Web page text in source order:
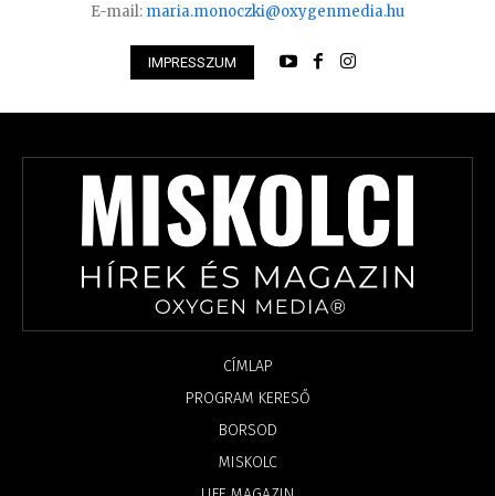
E-mail: maria.monoczki@oxygenmedia.hu
IMPRESSZUM
CÍMLAP
PROGRAM KERESŐ
BORSOD
MISKOLC